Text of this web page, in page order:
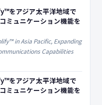
をアジア太平洋地域で
ミュニケーション機能を
in Asia Pacific, Expanding
Capabilities
をアジア太平洋地域で
ミュニケーション機能を